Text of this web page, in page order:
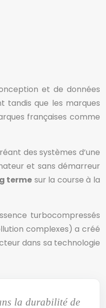
et de données
tandis que les marques
françaises comme
des systèmes d’une
et sans démarreur
terme sur la course à la
turbocompressés
complexes) a créé
dans sa technologie
la durabilité de